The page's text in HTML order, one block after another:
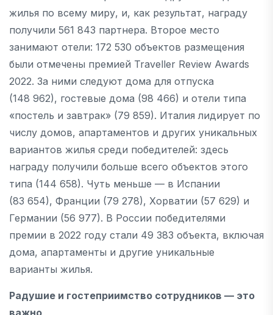
жилья по всему миру, и, как результат, награду
получили 561 843 партнера. Второе место
занимают отели: 172 530 объектов размещения
были отмечены премией Traveller Review Awards
2022. За ними следуют дома для отпуска
(148 962), гостевые дома (98 466) и отели типа
«постель и завтрак» (79 859). Италия лидирует по
числу домов, апартаментов и других уникальных
вариантов жилья среди победителей: здесь
награду получили больше всего объектов этого
типа (144 658). Чуть меньше — в Испании
(83 654), Франции (79 278), Хорватии (57 629) и
Германии (56 977). В России победителями
премии в 2022 году стали 49 383 объекта, включая
дома, апартаменты и другие уникальные
варианты жилья.
Радушие и гостеприимство сотрудников — это
важно